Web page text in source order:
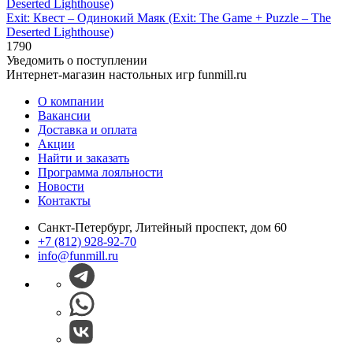
Exit: Квест – Одинокий Маяк (Exit: The Game + Puzzle – The
Deserted Lighthouse)
1790
Уведомить о поступлении
Интернет-магазин настольных игр funmill.ru
О компании
Вакансии
Доставка и оплата
Акции
Найти и заказать
Программа лояльности
Новости
Контакты
Санкт-Петербург, Литейный проспект, дом 60
+7 (812) 928-92-70
info@funmill.ru